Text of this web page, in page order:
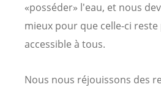
«posséder» l'eau, et nous
mieux pour que celle-ci
accessible à tous.
Nous nous réjouissons des